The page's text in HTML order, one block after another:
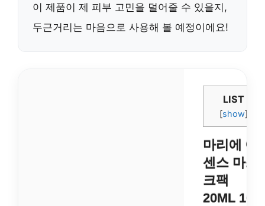
이 제품이 제 피부 고민을 덜어줄 수 있을지,
두근거리는 마음으로 사용해 볼 예정이에요!
LIST
[show]
마리에 에
센스 마스
크팩
20ML 10